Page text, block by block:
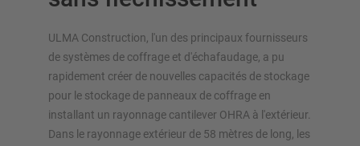
ULMA Construction, l'un des principaux fournisseurs
de systèmes de coffrage et d'échafaudage, a pu
rapidement créer de nouvelles capacités de stockage
pour le stockage de panneaux de coffrage en
installant un rayonnage cantilever OHRA à l'extérieur.
Dans le rayonnage extérieur de 58 mètres de long, les
APERÇU SYSTÈMES DE STOCKAGE
Rayonnages á palettes